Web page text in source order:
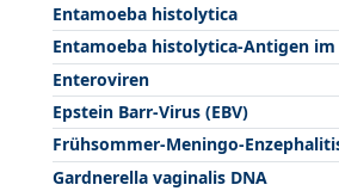
Entamoeba histolytica
Entamoeba histolytica-Antigen
Enteroviren
Epstein Barr-Virus (EBV)
Frühsommer-Meningo-
Gardnerella vaginalis DNA